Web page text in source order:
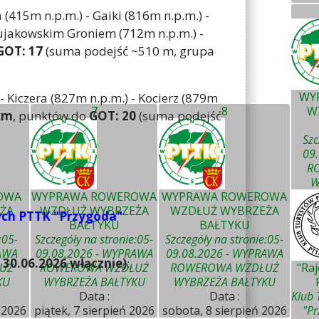
7
WYPRAWA ROWEROWA
WZDŁUŻ WYBRZEŻA
BAŁTYKU
Szczegóły na stronie:05-
09.08.2026 - WYPRAWA
ROWEROWA WZDŁUŻ
WYBRZEŻA BAŁTYKU
Data :
piątek, 7 sierpień 2026
8
WYPRAWA ROWEROWA
WZDŁUŻ WYBRZEŻA
BAŁTYKU
Szczegóły na stronie:05-
09.08.2026 - WYPRAWA
ROWEROWA WZDŁUŻ
WYBRZEŻA BAŁTYKU
Data :
sobota, 8 sierpień 2026
Klub
(415m n.p.m.) - Gaiki (816m n.p.m.) -
Groniem (712m n.p.m.) -
17(suma podejść ~510 m, grupa
Kiczera (827m n.p.m.) - Kocierz (879m
, punktów doGOT: 20(suma podejść
PTTK "Przygoda"
włącznie):